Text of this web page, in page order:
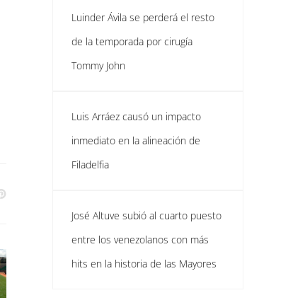
Luinder Ávila se perderá el resto
de la temporada por cirugía
Tommy John
Luis Arráez causó un impacto
inmediato en la alineación de
Filadelfia
José Altuve subió al cuarto puesto
entre los venezolanos con más
hits en la historia de las Mayores